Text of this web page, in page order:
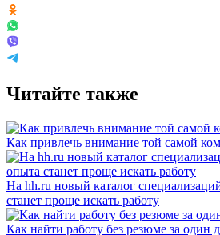
Читайте также
Как привлечь внимание той самой
На hh.ru новый каталог
станет проще искать работу
Как найти работу без резюме за один